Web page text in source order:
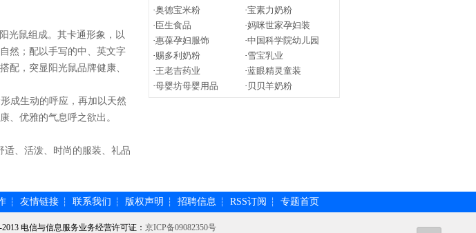
光鼠组成。其卡通形象，以
然；配以手写的中、英文字
配，突显阳光鼠品牌健康、
成生动的呼应，再加以天然
、优雅的气息呼之欲出。
、活泼、时尚的服装、礼品
·奥德宝米粉 ·宝素力奶粉
· 臣生食品 ·妈咪世家孕妇装
·惠葆孕妇服饰 ·中国科学院幼儿园
·赐多利奶粉 ·雪宝乳业
·王老吉药业 ·蓝眼精灵童装
·母婴坊母婴用品 · 贝贝羊奶粉
┆ 友情链接 ┆ 联系我们 ┆ 版权声明 ┆ 招聘信息 ┆ RSS订阅 ┆ 专题首页
2013 电信与信息服务业务经营许可证： 京ICP备09082350号